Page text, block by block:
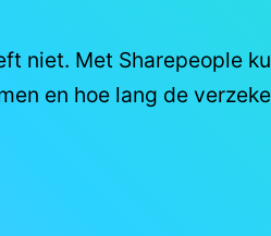
niet. Met Sharepeople
en hoe lang de